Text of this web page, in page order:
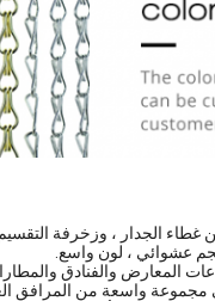
غطاء الجدار ، وزخرفة
عشوائي ، لون واسع.
المعارض والفنادق
مجموعة واسعة من المرافق